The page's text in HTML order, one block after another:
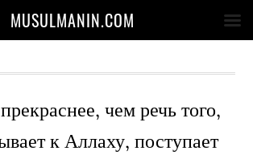
чем речь того,
к Аллаху, поступает
MUSULMANIN.COM